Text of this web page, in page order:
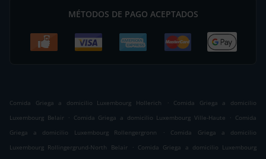
MÉTODOS DE PAGO ACEPTADOS
Comida Griega a domicilio Luxembourg Hollerich .
Comida Griega a domicilio
Luxembourg Belair . Comida Griega a domicilio Luxembourg Ville-Haute . Comida
Griega a domicilio Luxembourg Rollengergronn
.
Comida Griega a domicilio
Luxembourg Rollingergrund-North Belair
. Comida Griega a domicilio Luxembourg